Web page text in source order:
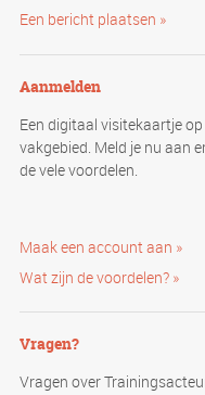
Een bericht plaatsen »
Aanmelden
Een digitaal visitekaartje
vakgebied. Meld je nu aan
de vele voordelen.
Maak een account aan »
Wat zijn de voordelen? »
Vragen?
Vragen over